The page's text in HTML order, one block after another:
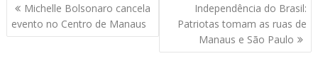
Michelle Bolsonaro cancela
evento no Centro de Manaus
Independência do Brasil:
Patriotas tomam as ruas de
Manaus e São Paulo